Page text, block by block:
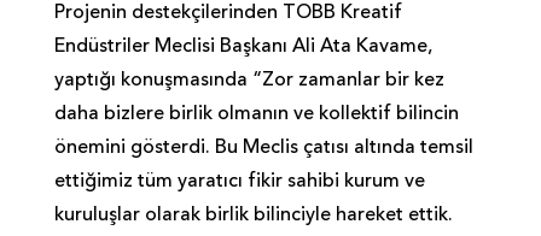
Projenin destekçilerinden TOBB Kreatif
Endüstriler Meclisi Başkanı Ali Ata Kavame,
yaptığı konuşmasında “Zor zamanlar bir kez
daha bizlere birlik olmanın ve kollektif bilincin
önemini gösterdi. Bu Meclis çatısı altında temsil
ettiğimiz tüm yaratıcı fikir sahibi kurum ve
kuruluşlar olarak birlik bilinciyle hareket ettik.